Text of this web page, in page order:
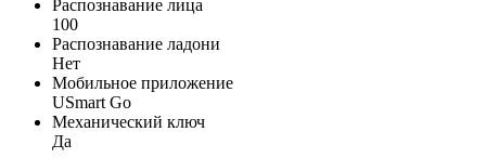
Распознавание лица
100
Распознавание ладони
Нет
Мобильное приложение
USmart Go
Механический ключ
Да